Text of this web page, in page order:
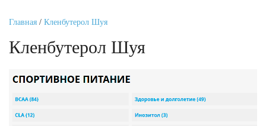
Главная / Кленбутерол Шуя
Кленбутерол Шуя